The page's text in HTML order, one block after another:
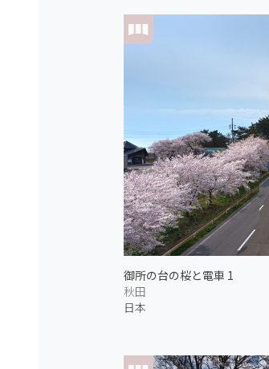
御所の台の桜と電車 1
秋田
日本